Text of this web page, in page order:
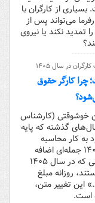
از کارگران با
می‌تواند پس از
تمدید نکند یا نیروی
در سال ۱۴۰۵
چرا کارگر حقوق
خوشوقتی (کارشناس
گذشته که پایه
به کار محاسبه
می‌شد، در بخشنامه سال ۱۴۰۵ جمله‌ای اضافه
شده که می‌گوید: «به کارگرانی که در سال ۱۴۰۵
روزانه مبلغ
این تغییر متن،
است.